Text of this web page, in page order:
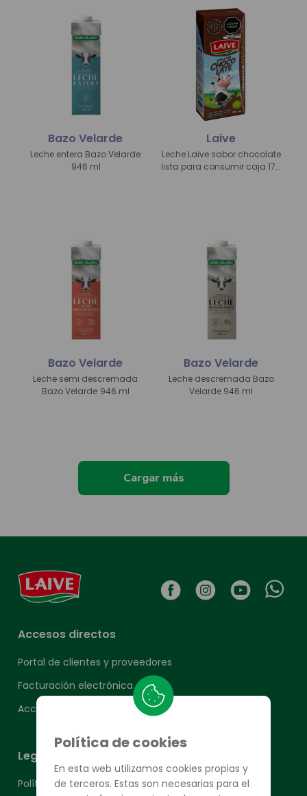
Bazo Velarde
946 ml
Laive
Leche Laive sabor chocolate
lista para consumir caja 170
Bazo Velarde
Leche semi descremada
Bazo Velarde 946 ml
Bazo Velarde
Leche descremada Bazo
Velarde 946 ml
Cargar más
Política de cookies
En esta web utilizamos cookies propias y
de terceros. Estas son necesarias para el
Accesos directos
Portal de clientes y proveedores
Facturación electrónica
Acceso a SMV
Legales
Política de privacidad